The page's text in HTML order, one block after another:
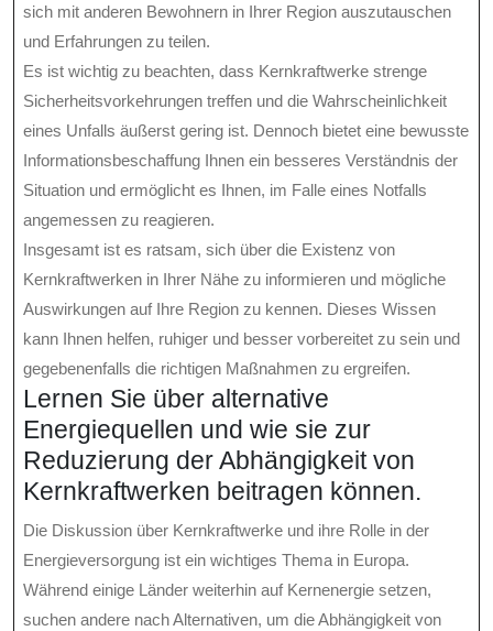
sich mit anderen Bewohnern in Ihrer Region auszutauschen
und Erfahrungen zu teilen.
Es ist wichtig zu beachten, dass Kernkraftwerke strenge
Sicherheitsvorkehrungen treffen und die Wahrscheinlichkeit
eines Unfalls äußerst gering ist. Dennoch bietet eine bewusste
Informationsbeschaffung Ihnen ein besseres Verständnis der
Situation und ermöglicht es Ihnen, im Falle eines Notfalls
angemessen zu reagieren.
Insgesamt ist es ratsam, sich über die Existenz von
Kernkraftwerken in Ihrer Nähe zu informieren und mögliche
Auswirkungen auf Ihre Region zu kennen. Dieses Wissen
kann Ihnen helfen, ruhiger und besser vorbereitet zu sein und
gegebenenfalls die richtigen Maßnahmen zu ergreifen.
Lernen Sie über alternative
Energiequellen und wie sie zur
Reduzierung der Abhängigkeit von
Kernkraftwerken beitragen können.
Die Diskussion über Kernkraftwerke und ihre Rolle in der
Energieversorgung ist ein wichtiges Thema in Europa.
Während einige Länder weiterhin auf Kernenergie setzen,
suchen andere nach Alternativen, um die Abhängigkeit von